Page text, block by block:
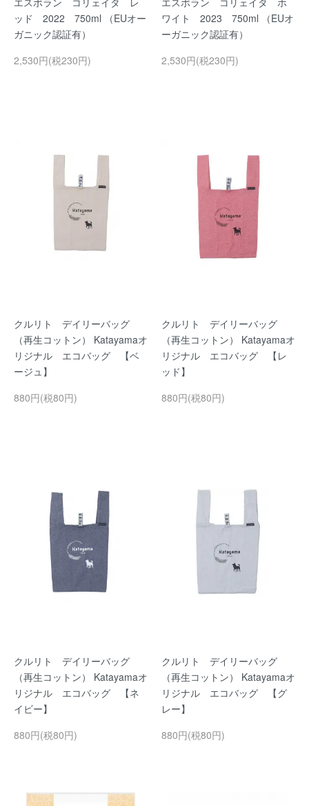
ッド 2022 750ml （EUオー
ガニック認証有）
2,530円(税230円)
ワイト 2023 750ml （EUオ
ーガニック認証有）
2,530円(税230円)
クルリト デイリーバッグ
（再生コットン） Katayamaオ
リジナル エコバッグ 【ベ
ージュ】
880円(税80円)
クルリト デイリーバッグ
（再生コットン） Katayamaオ
リジナル エコバッグ 【レ
ッド】
880円(税80円)
クルリト デイリーバッグ
（再生コットン） Katayamaオ
リジナル エコバッグ 【ネ
イビー】
880円(税80円)
クルリト デイリーバッグ
（再生コットン） Katayamaオ
リジナル エコバッグ 【グ
レー】
880円(税80円)